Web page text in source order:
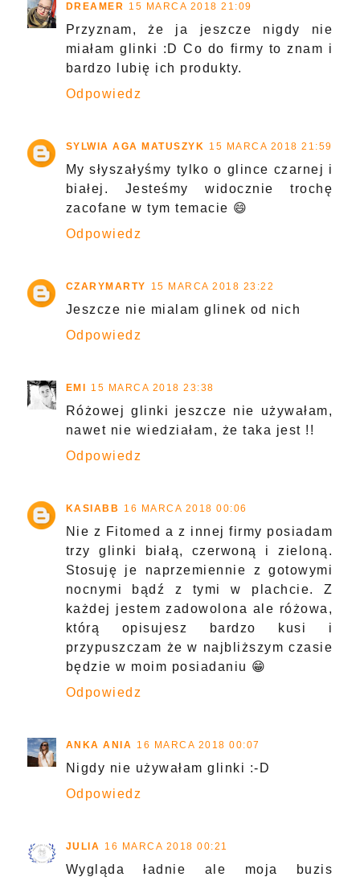
DREAMER 15 MARCA 2018 21:09
Przyznam, że ja jeszcze nigdy nie
miałam glinki :D Co do firmy to znam i
bardzo lubię ich produkty.
Odpowiedz
SYLWIA AGA MATUSZYK 15 MARCA 2018 21:59
My słyszałyśmy tylko o glince czarnej i
białej. Jesteśmy widocznie trochę
zacofane w tym temacie 😄
Odpowiedz
CZARYMARTY 15 MARCA 2018 23:22
Jeszcze nie mialam glinek od nich
Odpowiedz
EMI 15 MARCA 2018 23:38
Różowej glinki jeszcze nie używałam,
nawet nie wiedziałam, że taka jest !!
Odpowiedz
KASIABB 16 MARCA 2018 00:06
Nie z Fitomed a z innej firmy posiadam
trzy glinki białą, czerwoną i zieloną.
Stosuję je naprzemiennie z gotowymi
nocnymi bądź z tymi w plachcie. Z
każdej jestem zadowolona ale różowa,
którą opisujesz bardzo kusi i
przypuszczam że w najbliższym czasie
będzie w moim posiadaniu 😁
Odpowiedz
ANKA ANIA 16 MARCA 2018 00:07
Nigdy nie używałam glinki :-D
Odpowiedz
JULIA 16 MARCA 2018 00:21
Wygląda ładnie ale moja buzis